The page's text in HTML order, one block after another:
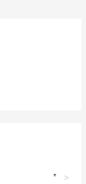
▼ >